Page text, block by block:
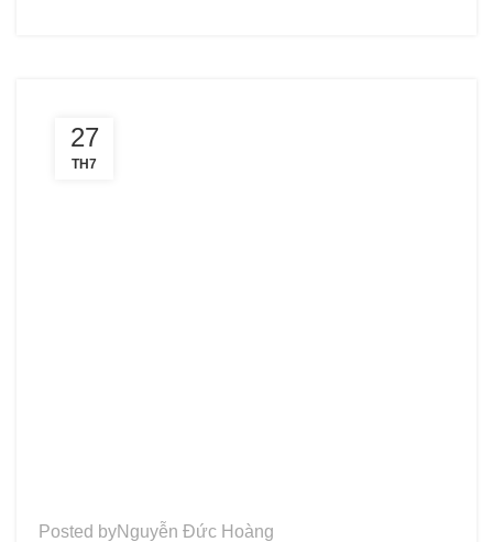
27
TH7
Posted byNguyễn Đức Hoàng